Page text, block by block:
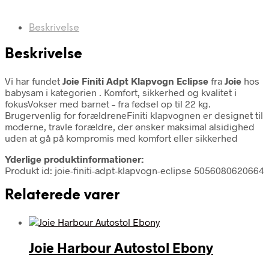
Beskrivelse
Beskrivelse
Vi har fundet Joie Finiti Adpt Klapvogn Eclipse fra Joie hos
babysam i kategorien . Komfort, sikkerhed og kvalitet i
fokusVokser med barnet – fra fødsel op til 22 kg.
Brugervenlig for forældreneFiniti klapvognen er designet til
moderne, travle forældre, der ønsker maksimal alsidighed
uden at gå på kompromis med komfort eller sikkerhed
Yderlige produktinformationer:
Produkt id: joie-finiti-adpt-klapvogn-eclipse 5056080620664
Relaterede varer
Joie Harbour Autostol Ebony